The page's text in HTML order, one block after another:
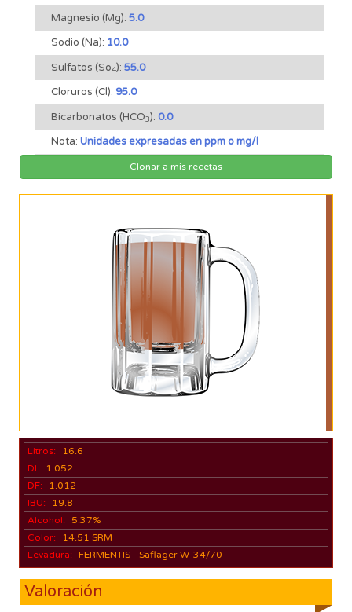
Magnesio (Mg): 5.0
Sodio (Na): 10.0
Sulfatos (So4): 55.0
Cloruros (Cl): 95.0
Bicarbonatos (HCO3): 0.0
Nota: Unidades expresadas en ppm o mg/l
Clonar a mis recetas
Litros:
16.6
DI:
1.052
DF:
1.012
IBU:
19.8
Alcohol:
5.37%
Color:
14.51 SRM
Levadura: FERMENTIS - Saflager W-34/70
Valoración